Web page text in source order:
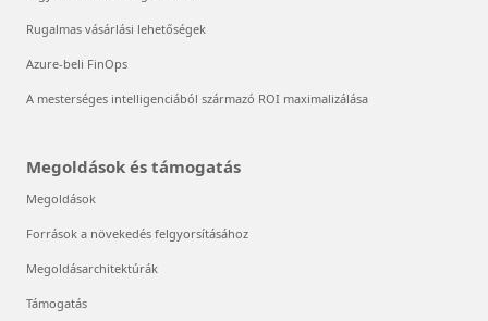
Rugalmas vásárlási lehetőségek
Azure-beli FinOps
A mesterséges intelligenciából származó ROI maximalizálása
Megoldások és támogatás
Megoldások
Források a növekedés felgyorsításához
Megoldásarchitektúrák
Támogatás